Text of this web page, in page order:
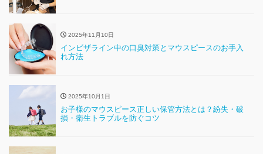
2025年11月10日
インビザライン中の口臭対策とマウスピースのお手入
れ方法
2025年10月1日
お子様のマウスピース正しい保管方法とは？紛失・破
損・衛生トラブルを防ぐコツ